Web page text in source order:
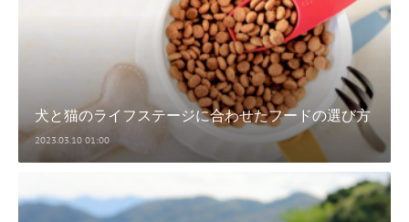
犬と猫のライフステージに合わせたフードの選び方
2023.03.10 01:00